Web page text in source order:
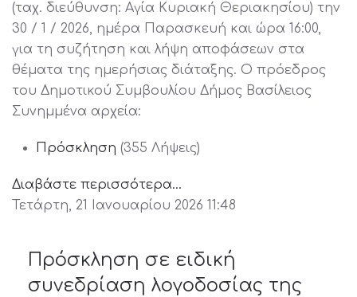
(ταχ. διεύθυνση: Αγία Κυριακή Θεριακησίου) την
30 / 1 / 2026, ημέρα Παρασκευή και ώρα 16:00,
για τη συζήτηση και λήψη αποφάσεων στα
θέματα της ημερήσιας διάταξης. Ο πρόεδρος
του Δημοτικού Συμβουλίου Δήμος Βασίλειος
Συνημμένα αρχεία:
Πρόσκληση (355 Λήψεις)
Διαβάστε περισσότερα...
Τετάρτη, 21 Ιανουαρίου 2026 11:48
Πρόσκληση σε ειδική
συνεδρίαση λογοδοσίας της